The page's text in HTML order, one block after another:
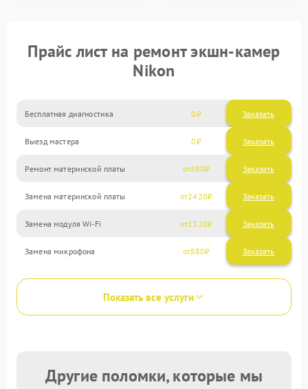
Прайс лист на ремонт экшн-камер
Nikon
Бесплатная диагностика 0 Заказать
Выезд мастера 0 Заказать
Ремонт материнской платы 880
Замена материнской платы 2420
Замена модуля Wi-Fi 1320
Замена микрофона 880
Показать все услуги
Другие поломки, которые мы